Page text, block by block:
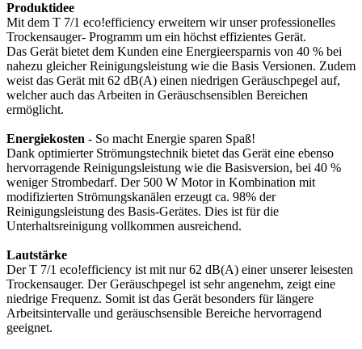
Produktidee
Mit dem T 7/1 eco!efficiency erweitern wir unser professionelles
Trockensauger- Programm um ein höchst effizientes Gerät.
Das Gerät bietet dem Kunden eine Energieersparnis von 40 % bei
nahezu gleicher Reinigungsleistung wie die Basis Versionen. Zudem
weist das Gerät mit 62 dB(A) einen niedrigen Geräuschpegel auf,
welcher auch das Arbeiten in Geräuschsensiblen Bereichen
ermöglicht.
Energiekosten - So macht Energie sparen Spaß!
Dank optimierter Strömungstechnik bietet das Gerät eine ebenso
hervorragende Reinigungsleistung wie die Basisversion, bei 40 %
weniger Strombedarf. Der 500 W Motor in Kombination mit
modifizierten Strömungskanälen erzeugt ca. 98% der
Reinigungsleistung des Basis-Gerätes. Dies ist für die
Unterhaltsreinigung vollkommen ausreichend.
Lautstärke
Der T 7/1 eco!efficiency ist mit nur 62 dB(A) einer unserer leisesten
Trockensauger. Der Geräuschpegel ist sehr angenehm, zeigt eine
niedrige Frequenz. Somit ist das Gerät besonders für längere
Arbeitsintervalle und geräuschsensible Bereiche hervorragend
geeignet.